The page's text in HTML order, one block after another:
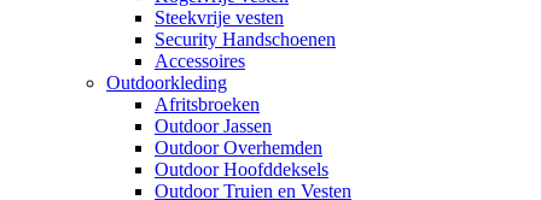
Steekvrije vesten
Security Handschoenen
Accessoires
Outdoorkleding
Afritsbroeken
Outdoor Jassen
Outdoor Overhemden
Outdoor Hoofddeksels
Outdoor Truien en Vesten